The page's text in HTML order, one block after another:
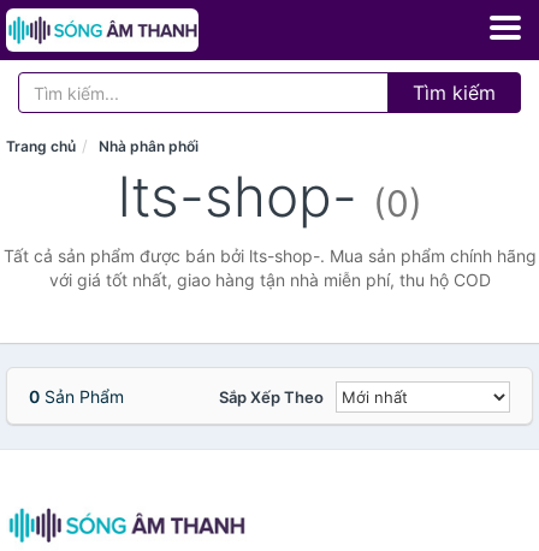
Tìm kiếm
Trang chủ Nhà phân phối
lts-shop- (0)
Tất cả sản phẩm được bán bởi lts-shop-. Mua sản phẩm chính hãng
với giá tốt nhất, giao hàng tận nhà miễn phí, thu hộ COD
0 Sản Phẩm Sắp Xếp Theo